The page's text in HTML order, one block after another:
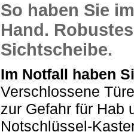
So haben Sie
Hand.
Sichtscheibe.
Im Notfall haben
Verschlossene
zur Gefahr für Hab
Notschlüssel-